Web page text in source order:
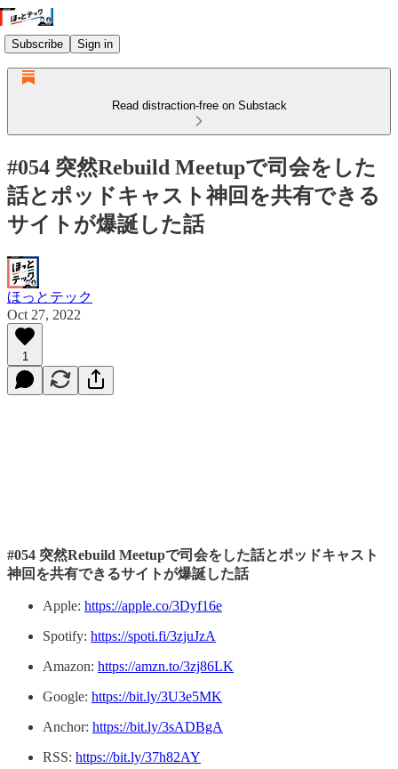
Subscribe Sign in
Read distraction-free on Substack
#054 突然Rebuild Meetupで司会をした
話とポッドキャスト神回を共有できる
サイトが爆誕した話
ほっとテック
Oct 27, 2022
1
#054 突然Rebuild Meetupで司会をした話とポッドキャスト
神回を共有できるサイトが爆誕した話
Apple: https://apple.co/3Dyf16e
Spotify: https://spoti.fi/3zjuJzA
Amazon: https://amzn.to/3zj86LK
Google: https://bit.ly/3U3e5MK
Anchor: https://bit.ly/3sADBgA
RSS: https://bit.ly/37h82AY